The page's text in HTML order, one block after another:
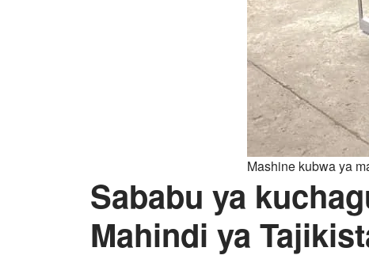
Mashine kubwa ya
Sababu ya
Mahindi ya